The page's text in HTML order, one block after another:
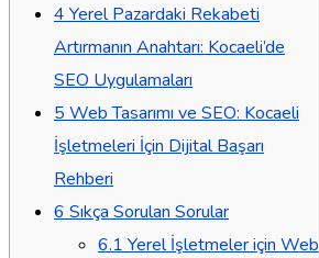
4 Yerel Pazardaki Rekabeti
Artırmanın Anahtarı: Kocaeli’de
SEO Uygulamaları
5 Web Tasarımı ve SEO: Kocaeli
İşletmeleri İçin Dijital Başarı
Rehberi
6 Sıkça Sorulan Sorular
6.1 Yerel İşletmeler için Web